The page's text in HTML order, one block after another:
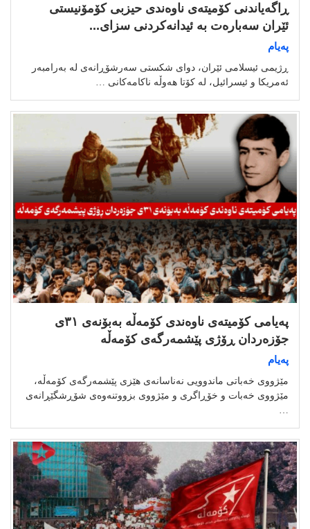
ڕاگەیاندنی کۆمیتەی ناوەندی حیزبی کۆمۆنیستی
ئێران سەبارەت بە ئیدانەکردنی سزای...
پەیام
ڕژیمی ئیسلامی ئێران، دوای شکستی سەرشۆڕانەی لە بەرامبەر
ئەمریکا و ئیسرائیل، لە کۆتا هەوڵە ناکامەکانی …
پەیامی کۆمیتەی ناوەندی کۆمەڵە بەبۆنەی ٣١ی
جۆزەردان ڕۆژی پێشمەرگەی کۆمەڵە
پەیام
مێژووی خەباتی ماندوویی نەناسانەی هێزی پێشمەرگەی کۆمەڵە،
مێژووی خەبات و خۆڕاگری و مێژووی بزووتنەوەی شۆڕشگێڕانەی
…